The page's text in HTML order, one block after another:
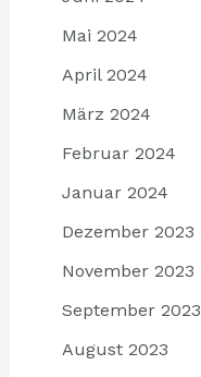
Mai 2024
April 2024
März 2024
Februar 2024
Januar 2024
Dezember 2023
November 2023
September 2023
August 2023